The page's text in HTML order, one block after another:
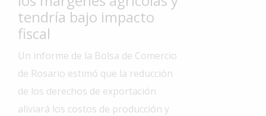
Deportes
Arte
Espectáculos
Policiales
Cartelera
tendría bajo impacto
fiscal
Un informe de la Bolsa de Comercio
de Rosario estimó que la reducción
de los derechos de exportación
aliviará los costos de producción y